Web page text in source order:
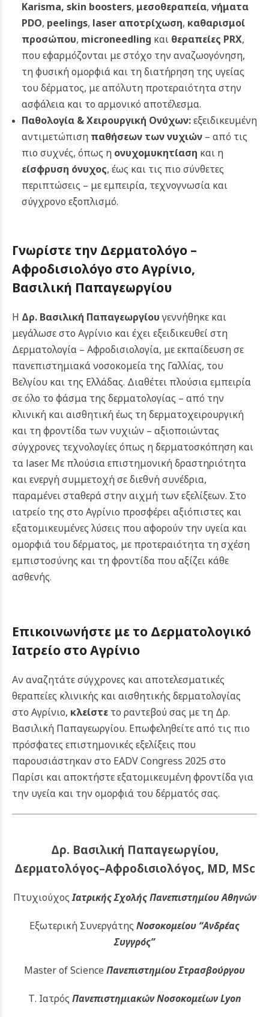
Karisma, skin boosters, μεσοθεραπεία, νήματα
PDO, peelings, laser αποτρίχωση, καθαρισμοί
προσώπου, microneedling και θεραπείες PRX,
που εφαρμόζονται με στόχο την αναζωογόνηση,
τη φυσική ομορφιά και τη διατήρηση της υγείας
του δέρματος, με απόλυτη προτεραιότητα στην
ασφάλεια και το αρμονικό αποτέλεσμα.
Παθολογία & Χειρουργική Ονύχων:εξειδικευμένη
αντιμετώπιση παθήσεων των νυχιών– από τις
πιο συχνές, όπως η ονυχομυκητίαση και η
είσφρυση όνυχος, έως και τις πιο σύνθετες
περιπτώσεις – με εμπειρία, τεχνογνωσία και
σύγχρονο εξοπλισμό.
Γνωρίστε την Δερματολόγο –
Αφροδισιολόγο στο Αγρίνιο,
Βασιλική Παπαγεωργίου
Η Δρ. Βασιλική Παπαγεωργίουγεννήθηκε και
μεγάλωσε στο Αγρίνιο και έχει εξειδικευθεί στη
Δερματολογία – Αφροδισιολογία, με εκπαίδευση σε
πανεπιστημιακά νοσοκομεία της Γαλλίας, του
Βελγίου και της Ελλάδας. Διαθέτει πλούσια εμπειρία
σε όλο το φάσμα της δερματολογίας – από την
κλινική και αισθητική έως τη δερματοχειρουργική
και τη φροντίδα των νυχιών – αξιοποιώντας
σύγχρονες τεχνολογίες όπως η δερματοσκόπηση και
τα laser. Με πλούσια επιστημονική δραστηριότητα
και ενεργή συμμετοχή σε διεθνή συνέδρια,
παραμένει σταθερά στην αιχμή των εξελίξεων. Στο
ιατρείο της στο Αγρίνιο προσφέρει αξιόπιστες και
εξατομικευμένες λύσεις που αφορούν την υγεία και
ομορφιά του δέρματος, με προτεραιότητα τη σχέση
εμπιστοσύνης και τη φροντίδα που αξίζει κάθε
ασθενής.
Επικοινωνήστε με το Δερματολογικό
Ιατρείο στο Αγρίνιο
Αν αναζητάτε σύγχρονες και αποτελεσματικές
θεραπείες κλινικής και αισθητικής δερματολογίας
στο Αγρίνιο, κλείστε το ραντεβού σας με τη Δρ.
Βασιλική Παπαγεωργίου. Επωφεληθείτε από τις πιο
πρόσφατες επιστημονικές εξελίξεις που
παρουσιάστηκαν στο EADV Congress 2025 στο
Παρίσι και αποκτήστε εξατομικευμένη φροντίδα για
την υγεία και την ομορφιά του δέρματός σας.
Δρ. Βασιλική Παπαγεωργίου,
Δερματολόγος–Αφροδισιολόγος, MD, MSc
ΠτυχιούχοςΙατρικής Σχολής Πανεπιστημίου Αθηνών
Εξωτερική Συνεργάτης Νοσοκομείου “Ανδρέας
Συγγρός”
Master of Science Πανεπιστημίου Στρασβούργου
Τ. Ιατρός Πανεπιστημιακών Νοσοκομείων Lyon